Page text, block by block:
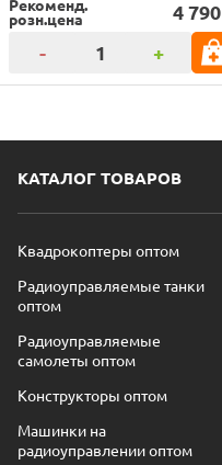
Рекоменд.
розн.цена 4 790
- +
КАТАЛОГ ТОВАРОВ
Квадрокоптеры оптом
Радиоуправляемые танки
оптом
Радиоуправляемые
самолеты оптом
Конструкторы оптом
Машинки на
радиоуправлении оптом